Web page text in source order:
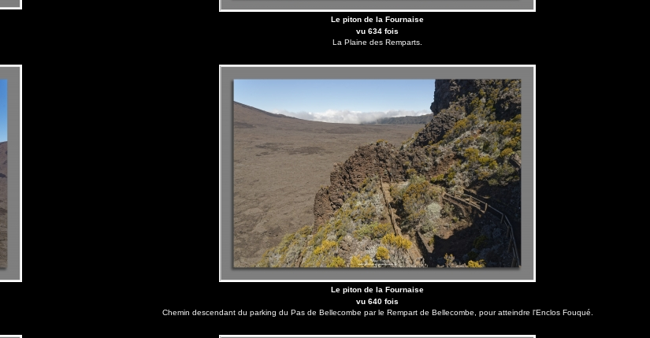
Le piton de la Fournaise
vu 634 fois
La Plaine des Remparts.
Le piton de la Fournaise
vu 640 fois
Chemin descendant du parking du Pas de Bellecombe par le Rempart de Bellecombe, pour atteindre l'Enclos Fouqué.